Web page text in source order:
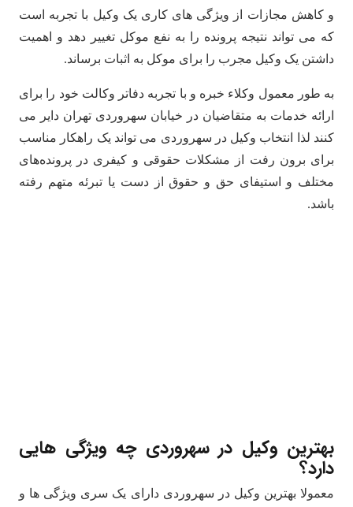
و کاهش مجازات از ویژگی های کاری یک وکیل با تجربه است
که می تواند نتیجه پرونده را به نفع موکل تغییر دهد و اهمیت
داشتن یک وکیل مجرب را برای موکل به اثبات برساند.
به طور معمول وکلاء خبره و با تجربه دفاتر وکالت خود را برای
ارائه خدمات به متقاضیان در خیابان سهروردی تهران دایر می
کنند لذا انتخاب وکیل در سهروردی می تواند یک راهکار مناسب
برای برون رفت از مشکلات حقوقی و کیفری در پرونده‌های
مختلف و استیفای حق و حقوق از دست یا تبرئه متهم رفته
باشد.
بهترین وکیل در سهروردی چه ویژگی هایی
دارد؟
معمولا بهترین وکیل در سهروردی دارای یک سری ویژگی ها و